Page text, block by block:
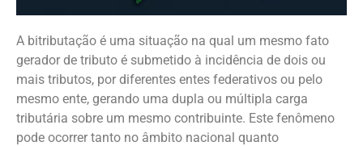
A bitributação é uma situação na qual um mesmo fato
gerador de tributo é submetido à incidência de dois ou
mais tributos, por diferentes entes federativos ou pelo
mesmo ente, gerando uma dupla ou múltipla carga
tributária sobre um mesmo contribuinte. Este fenômeno
pode ocorrer tanto no âmbito nacional quanto